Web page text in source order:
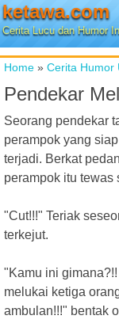
ketawa.com
Cerita Lucu dan Humor
Home » Cerita Humor
Pendekar
Seorang pendekar
perampok yang
terjadi. Berkat
perampok itu tewas
"Cut!!!" Teriak
terkejut.
"Kamu ini
melukai ketiga
ambulan!!!" bentak